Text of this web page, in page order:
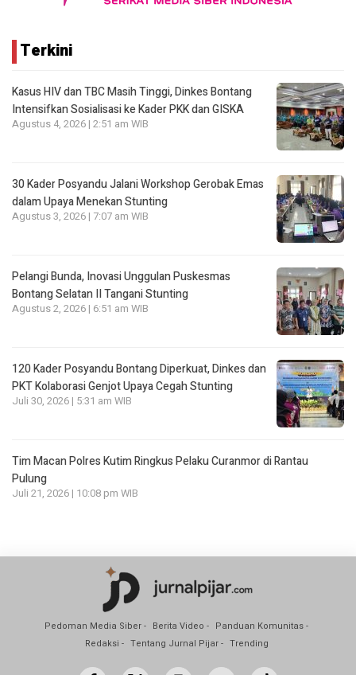
Terkini
Kasus HIV dan TBC Masih Tinggi, Dinkes Bontang
Intensifkan Sosialisasi ke Kader PKK dan GISKA
Agustus 4, 2026 | 2:51 am WIB
30 Kader Posyandu Jalani Workshop Gerobak Emas
dalam Upaya Menekan Stunting
Agustus 3, 2026 | 7:07 am WIB
Pelangi Bunda, Inovasi Unggulan Puskesmas
Bontang Selatan II Tangani Stunting
Agustus 2, 2026 | 6:51 am WIB
120 Kader Posyandu Bontang Diperkuat, Dinkes dan
PKT Kolaborasi Genjot Upaya Cegah Stunting
Juli 30, 2026 | 5:31 am WIB
Tim Macan Polres Kutim Ringkus Pelaku Curanmor di Rantau
Pulung
Juli 21, 2026 | 10:08 pm WIB
Pedoman Media Siber Berita Video
Panduan Komunitas
Redaksi
Tentang Jurnal Pijar Trending